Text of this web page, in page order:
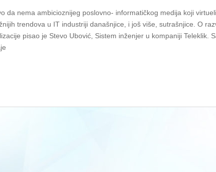
da nema ambicioznijeg poslovno- informatičkog medija koji
trendova u IT industriji današnjice, i još više, sutrašnjice. O
pisao je Stevo Ubović, Sistem inženjer u kompaniji Teleklik.